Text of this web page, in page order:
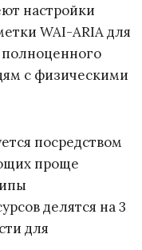
настройки
WAI-ARIA для
с физическими
посредством
проще
делятся на 3
для